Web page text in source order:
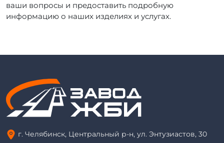
ваши вопросы и предоставить подробную
информацию о наших изделиях и услугах.
г. Челябинск, Центральный р-н, ул. Энтузиастов, 30